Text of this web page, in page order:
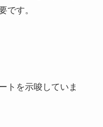
です。
トを示唆していま